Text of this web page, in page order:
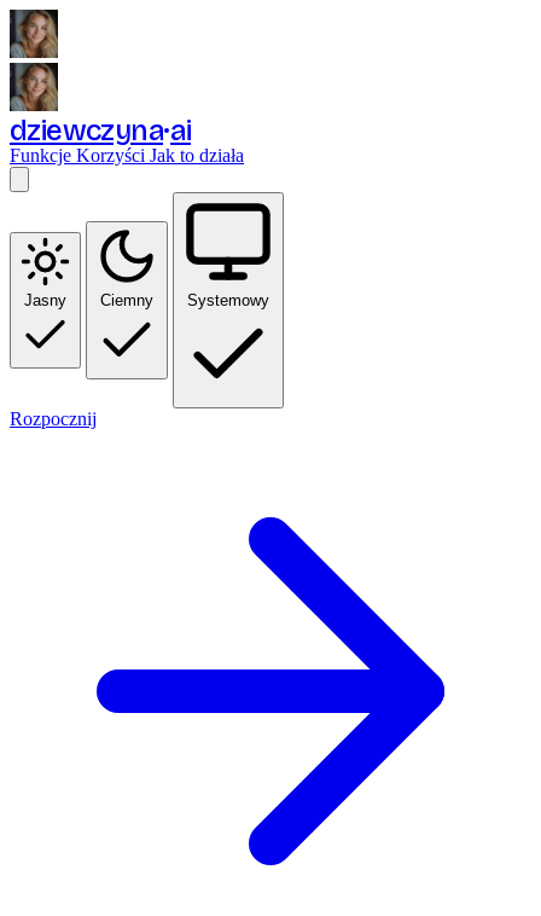
dziewczyna ai
Funkcje Korzyści Jak to działa
Jasny Ciemny Systemowy
Rozpocznij